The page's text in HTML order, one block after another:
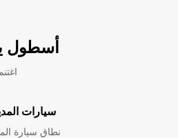
أسطول
سيارات
نطاق سيارة